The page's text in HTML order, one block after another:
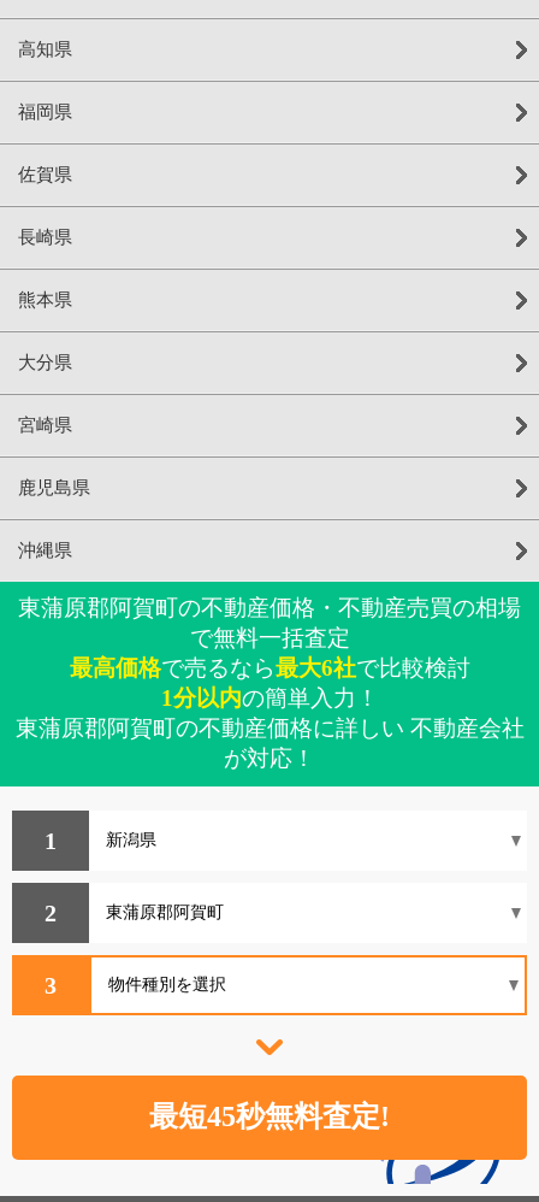
高知県
福岡県
佐賀県
長崎県
熊本県
大分県
宮崎県
鹿児島県
沖縄県
東蒲原郡阿賀町の不動産価格・不動産売買の相場
で無料一括査定
最高価格で売るなら最大6社で比較検討
1分以内の簡単入力！
東蒲原郡阿賀町の不動産価格に詳しい 不動産会社
が対応！
1
2
3